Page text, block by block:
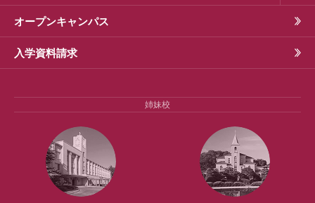
オープンキャンパス
入学資料請求
姉妹校